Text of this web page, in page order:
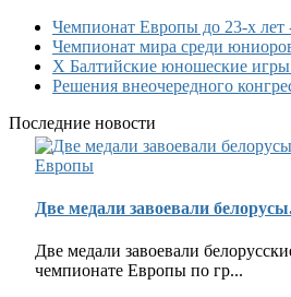
Чемпионат Европы до 23-х лет
Чемпионат мира среди
Х Балтийские юношеские игры
Решения внеочередного
Последние новости
Две медали завоевали
Две медали завоевали
чемпионате Европы по гр...